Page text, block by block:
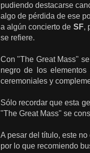
pudiendo destacarse
algo de pérdida de ese
a algún concierto de SF,
se refiere.
Con "The Great Mass"
negrode los
ceremoniales y
Sólo recordar que esta
"The Great Mass" se
A pesar del título, este no
por lo que recomiendo